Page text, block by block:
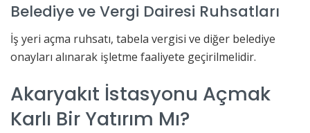
Belediye ve Vergi Dairesi Ruhsatları
İş yeri açma ruhsatı, tabela vergisi ve diğer belediye
onayları alınarak işletme faaliyete geçirilmelidir.
Akaryakıt İstasyonu Açmak
Karlı Bir Yatırım Mı?